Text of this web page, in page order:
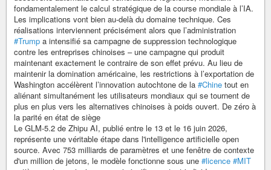
fondamentalement le calcul stratégique de la course mondiale à l’IA.
Les implications vont bien au-delà du domaine technique. Ces
réalisations interviennent précisément alors que l’administration
#Trump a intensifié sa campagne de suppression technologique
contre les entreprises chinoises – une campagne qui produit
maintenant exactement le contraire de son effet prévu. Au lieu de
maintenir la domination américaine, les restrictions à l’exportation de
Washington accélèrent l’innovation autochtone de la #Chine tout en
aliénant simultanément les utilisateurs mondiaux qui se tournent de
plus en plus vers les alternatives chinoises à poids ouvert. De zéro à
la parité en état de siège
Le GLM-5.2 de Zhipu AI, publié entre le 13 et le 16 juin 2026,
représente une véritable étape dans l'intelligence artificielle open
source. Avec 753 milliards de paramètres et une fenêtre de contexte
d'un million de jetons, le modèle fonctionne sous une #licence #MIT